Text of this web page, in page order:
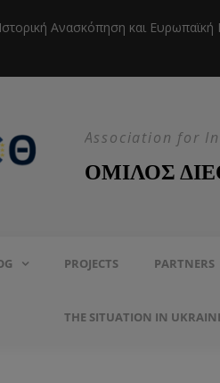
Ανασκόπηση και Ευρωπαϊκή
Association for
ΟΜΙΛΟΣ
PROJECTS PARTNERS
THE SITUATION IN